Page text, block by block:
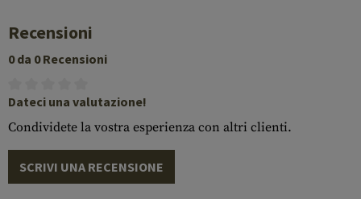
Recensioni
0 da 0 Recensioni
Dateci una valutazione!
Condividete la vostra esperienza con altri clienti.
SCRIVI UNA RECENSIONE